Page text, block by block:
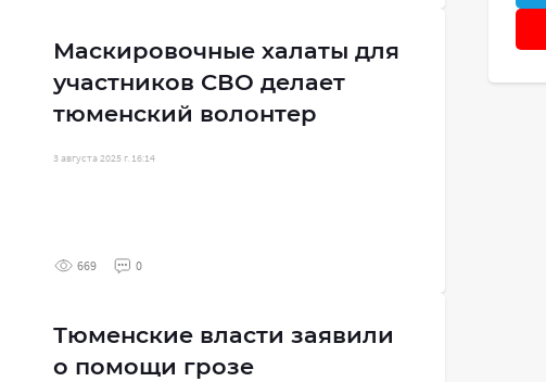
Маскировочные халаты для
участников СВО делает
тюменский волонтер
3 августа 2025 г. 16:14
669 0
Тюменские власти заявили
о помощи грозе